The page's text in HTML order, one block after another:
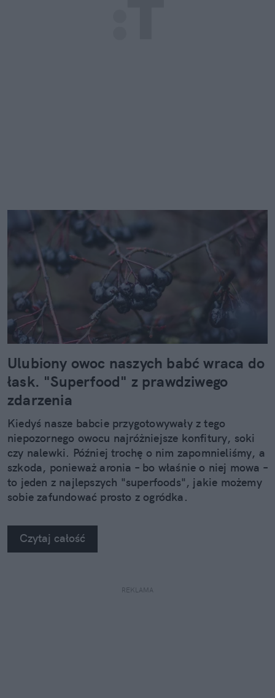
Ulubiony owoc naszych babć wraca do
łask. "Superfood" z prawdziwego
zdarzenia
Kiedyś nasze babcie przygotowywały z tego
niepozornego owocu najróżniejsze konfitury, soki
czy nalewki. Później trochę o nim zapomnieliśmy, a
szkoda, ponieważ aronia – bo właśnie o niej mowa –
to jeden z najlepszych "superfoods", jakie możemy
sobie zafundować prosto z ogródka.
Czytaj całość
REKLAMA